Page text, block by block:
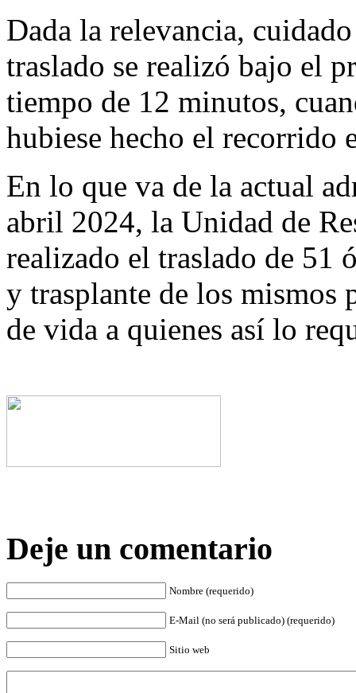
Dada la relevancia,
traslado se realizó bajo el
tiempo de 12 minutos,
hubiese hecho el recorrido
En lo que va de la actual
abril 2024, la Unidad de
realizado el traslado de 51
y trasplante de los mismos
de vida a quienes así lo
Deje un comentario
Nombre (requerido)
E-Mail (no será publicado) (requerido)
Sitio web